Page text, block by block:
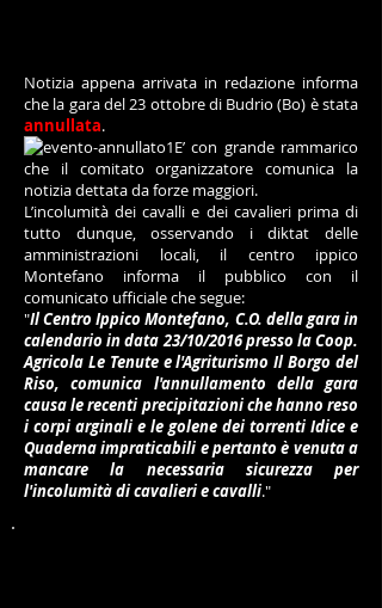
Notizia appena arrivata in redazione informa
che la gara del 23 ottobre di Budrio (Bo) è stata
annullata.
E’ con grande rammarico
che il comitato organizzatore comunica la
notizia dettata da forze maggiori.
L’incolumità dei cavalli e dei cavalieri prima di
tutto dunque, osservando i diktat delle
amministrazioni locali, il centro ippico
Montefano informa il pubblico con il
comunicato ufficiale che segue:
"Il Centro Ippico Montefano, C.O. della gara in
calendario in data 23/10/2016 presso la Coop.
Agricola Le Tenute e l'Agriturismo Il Borgo del
Riso, comunica l'annullamento della gara
causa le recenti precipitazioni che hanno reso
i corpi arginali e le golene dei torrenti Idice e
Quaderna impraticabili e pertanto è venuta a
mancare la necessaria sicurezza per
l'incolumità di cavalieri e cavalli."